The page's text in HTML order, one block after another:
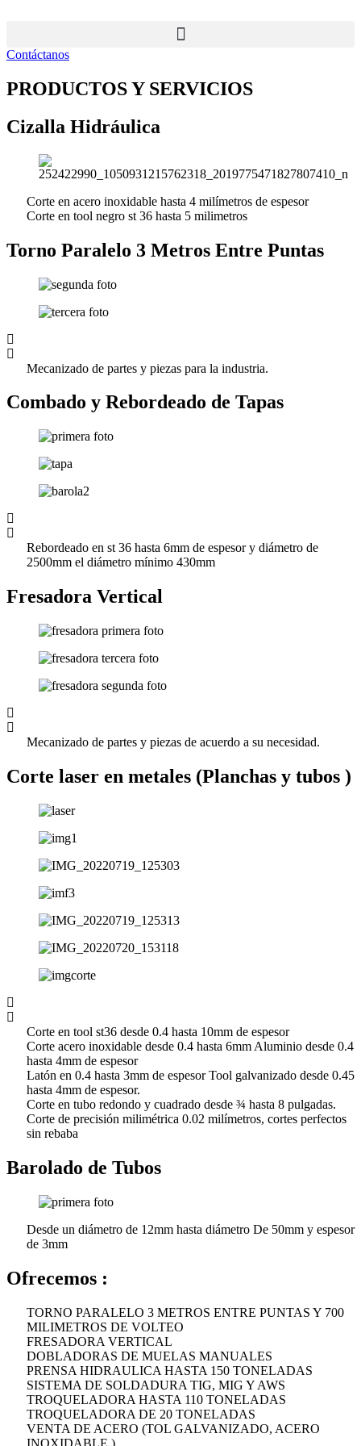
Contáctanos
PRODUCTOS Y SERVICIOS
Cizalla Hidráulica
Corte en acero inoxidable hasta 4 milímetros de espesor
Corte en tool negro st 36 hasta 5 milimetros
Torno Paralelo 3 Metros Entre Puntas
Mecanizado de partes y piezas para la industria.
Combado y Rebordeado de Tapas
Rebordeado en st 36 hasta 6mm de espesor y diámetro de
2500mm el diámetro mínimo 430mm
Fresadora Vertical
Mecanizado de partes y piezas de acuerdo a su necesidad.
Corte laser en metales (Planchas y tubos )
Corte en tool st36 desde 0.4 hasta 10mm de espesor
Corte acero inoxidable desde 0.4 hasta 6mm Aluminio desde 0.4
hasta 4mm de espesor
Latón en 0.4 hasta 3mm de espesor Tool galvanizado desde 0.45
hasta 4mm de espesor.
Corte en tubo redondo y cuadrado desde ¾ hasta 8 pulgadas.
Corte de precisión milimétrica 0.02 milímetros, cortes perfectos
sin rebaba
Barolado de Tubos
Desde un diámetro de 12mm hasta diámetro De 50mm y espesor
de 3mm
Ofrecemos :
TORNO PARALELO 3 METROS ENTRE PUNTAS Y 700
MILIMETROS DE VOLTEO
FRESADORA VERTICAL
DOBLADORAS DE MUELAS MANUALES
PRENSA HIDRAULICA HASTA 150 TONELADAS
SISTEMA DE SOLDADURA TIG, MIG Y AWS
TROQUELADORA HASTA 110 TONELADAS
TROQUELADORA DE 20 TONELADAS
VENTA DE ACERO (TOL GALVANIZADO, ACERO
INOXIDABLE )